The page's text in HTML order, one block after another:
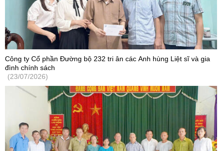
Công ty Cổ phần Đường bộ 232 tri ân các Anh hùng Liệt sĩ và gia
đình chính sách
(23/07/2026)